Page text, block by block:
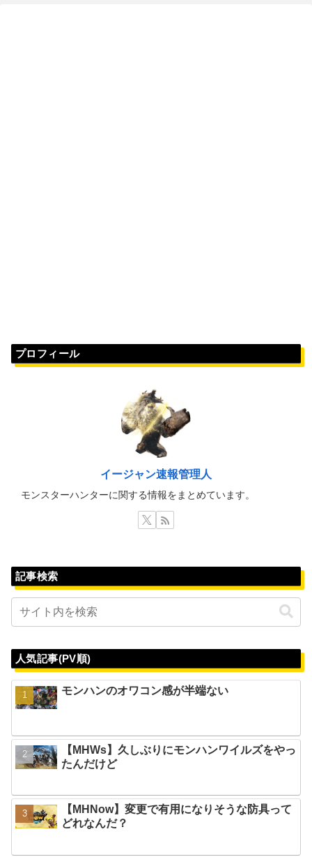
プロフィール
イージャン速報管理人
モンスターハンターに関する情報をまとめています。
記事検索
人気記事(PV順)
モンハンのオワコン感が半端ない
【MHWs】久しぶりにモンハンワイルズをやっ
たんだけど
【MHNow】変更で有用になりそうな防具って
どれなんだ？